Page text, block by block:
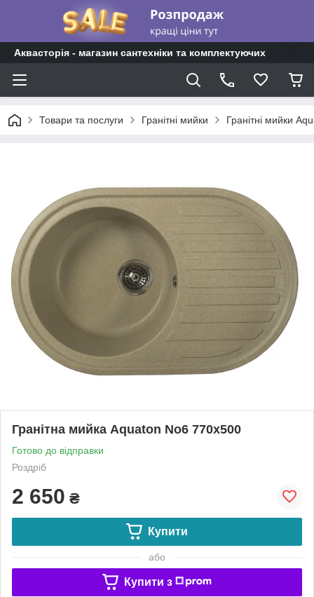
Аквасторія - магазин сантехніки та комплектуючих
Товари та послуги Гранітні мийки Гранітні мийки
Гранітна мийка Aquaton No6 770х500
Готово до відправки
Роздріб
2 650 ₴
Купити
або
Купити з